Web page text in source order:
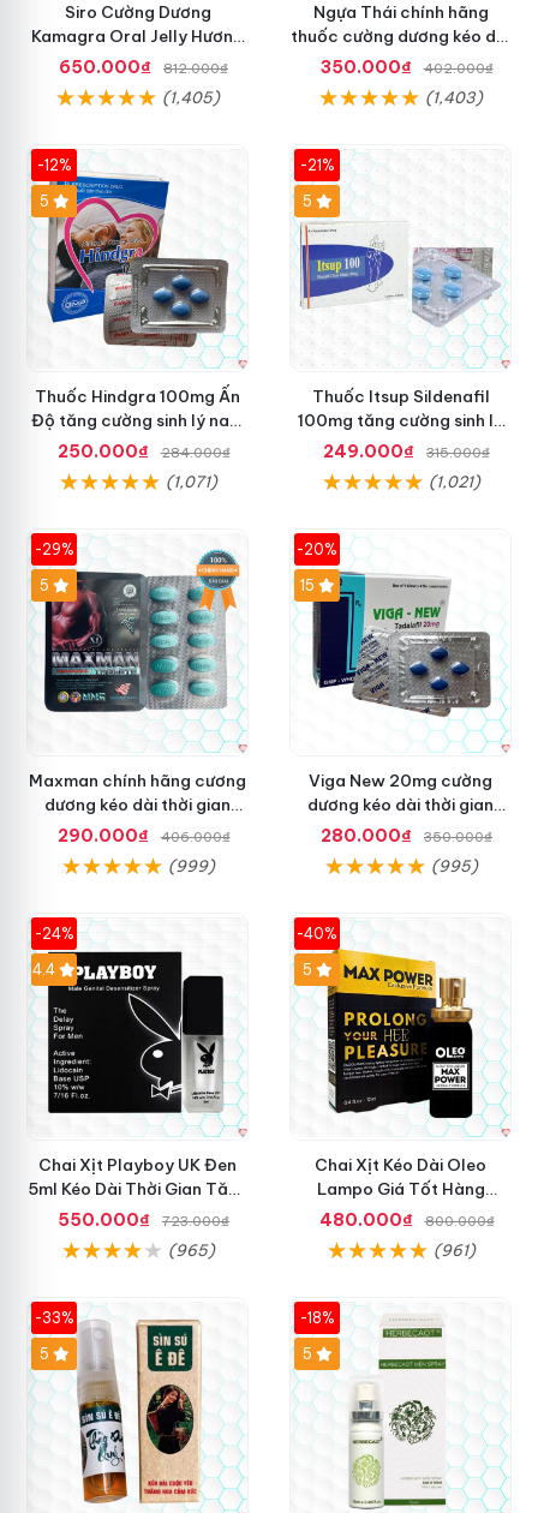
Siro Cường Dương
Kamagra Oral Jelly Hương
Trái Cây Một Hộp 7 Gói
100g
650.000₫ 812.000₫
(1,405)
Ngựa Thái chính hãng
thuốc cường dương kéo dài
thời gian cho Nam hộp 10
viên
350.000₫ 402.000₫
(1,403)
-12%
5
Thuốc Hindgra 100mg Ấn
Độ tăng cường sinh lý nam
hindgra-100 chống xts
cương dương
250.000₫ 284.000₫
(1,071)
-21%
5
Thuốc Itsup Sildenafil
100mg tăng cường sinh lý
kéo dài thời gian cho nam
249.000₫ 315.000₫
(1,021)
-29%
Hot
5
Maxman chính hãng cương
dương kéo dài thời gian
chống xuất tinh sớm hộp 10
viên
290.000₫ 406.000₫
(999)
-20%
15
Viga New 20mg cường
dương kéo dài thời gian
chống xuất tinh hộp 4 viên
280.000₫ 350.000₫
(995)
-24%
Hot
4.4
Chai Xịt Playboy UK Đen
5ml Kéo Dài Thời Gian Tăng
Khoái Cảm
550.000₫ 723.000₫
(965)
-40%
5
Chai Xịt Kéo Dài Oleo
Lampo Giá Tốt Hàng
Chuẩn Mua Ngay
480.000₫ 800.000₫
(961)
-33%
5
-18%
5